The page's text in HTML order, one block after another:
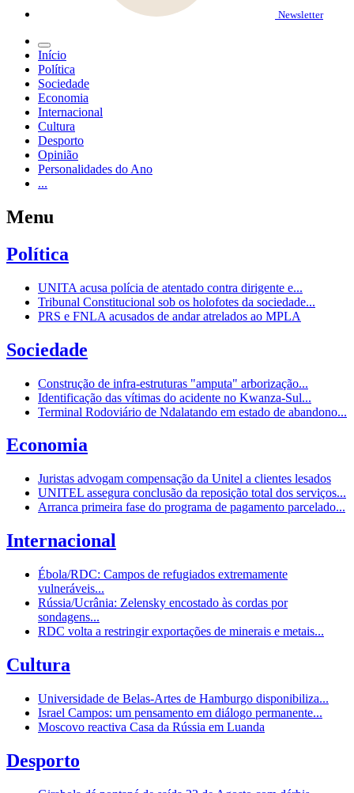
Newsletter
Início
Política
Sociedade
Economia
Internacional
Cultura
Desporto
Opinião
Personalidades do Ano
...
Menu
Política
UNITA acusa polícia de atentado contra dirigente e...
Tribunal Constitucional sob os holofotes da sociedade...
PRS e FNLA acusados de andar atrelados ao MPLA
Sociedade
Construção de infra-estruturas "amputa" arborização...
Identificação das vítimas do acidente no Kwanza-Sul...
Terminal Rodoviário de Ndalatando em estado de abandono...
Economia
Juristas advogam compensação da Unitel a clientes lesados
UNITEL assegura conclusão da reposição total dos serviços...
Arranca primeira fase do programa de pagamento parcelado...
Internacional
Ébola/RDC: Campos de refugiados extremamente
vulneráveis...
Rússia/Ucrânia: Zelensky encostado às cordas por
sondagens...
RDC volta a restringir exportações de minerais e metais...
Cultura
Universidade de Belas-Artes de Hamburgo disponibiliza...
Israel Campos: um pensamento em diálogo permanente...
Moscovo reactiva Casa da Rússia em Luanda
Desporto